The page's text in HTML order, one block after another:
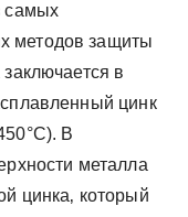
самых
методов защиты
в
цинк
В
металла
цинка‚ который